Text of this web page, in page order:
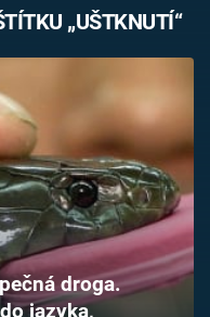
„UŠTKNUTÍ“
droga.
jazyka,